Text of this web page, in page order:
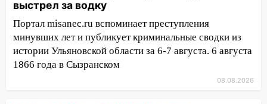
площадки
15:27 Прокуратура проверяет
капремонт школы в селе Кивать
15:08 В Кузоватово после прокурорской
выстрел за водку
Портал misanec.ru вспоминает преступления
минувших лет и публикует криминальные сводки из
истории Ульяновской области за 6-7 августа. 6 августа
1866 года в Сызранском
08.08.2026